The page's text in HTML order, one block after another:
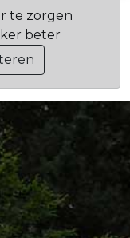
te zorgen
beter